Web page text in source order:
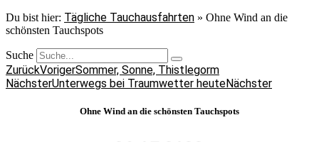
Du bist hier: Tägliche Tauchausfahrten » Ohne Wind an die
schönsten Tauchspots
Suche
ZurückVorigerSommer, Sonne, Thistlegorm
NächsterUnterwegs bei Traumwetter heuteNächster
Ohne Wind an die schönsten Tauchspots